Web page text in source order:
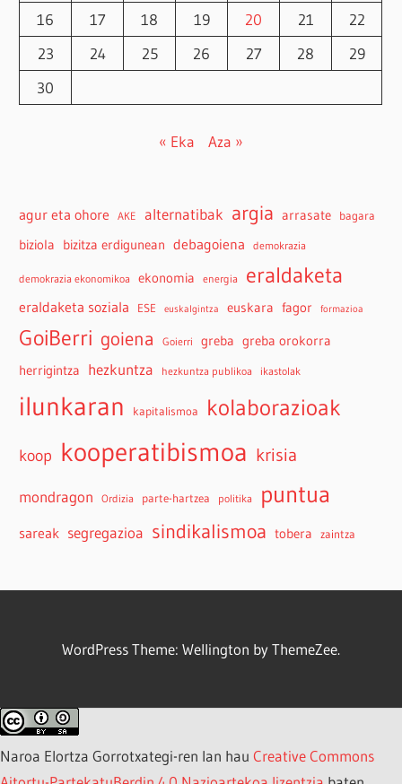
16
17 18 19 20 21
22
23
24 25 26 27 28
29
30
« Eka Aza »
agur eta ohore AKE alternatibak argia arrasate bagara
biziola bizitza erdigunean debagoiena demokrazia
demokrazia ekonomikoa ekonomia energia eraldaketa
eraldaketa soziala ESE euskalgintza euskara fagor formazioa
GoiBerri goiena Goierri greba greba orokorra
herrigintza
hezkuntza hezkuntza publikoa ikastolak
ilunkaran kapitalismoa kolaborazioak
koop kooperatibismoa krisia
mondragon Ordizia parte-hartzea politika puntua
sareak segregazioa sindikalismoa tobera zaintza
WordPress Theme: Wellington by ThemeZee.
Naroa Elortza Gorrotxategi-ren lan hau Creative Commons